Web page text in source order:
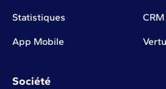
Statistiques CRM
App Mobile
Société